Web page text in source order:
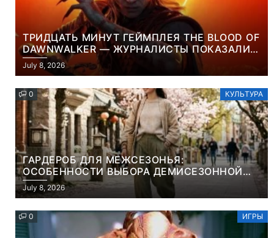
ТРИДЦАТЬ МИНУТ ГЕЙМПЛЕЯ THE BLOOD OF
DAWNWALKER — ЖУРНАЛИСТЫ ПОКАЗАЛИ
НАЧАЛО НОВОЙ ИГРЫ ОТ ВЕТЕРАНОВ CD
PROJEKT RED
July 8, 2026
0 КУЛЬТУРА
ГАРДЕРОБ ДЛЯ МЕЖСЕЗОНЬЯ:
ОСОБЕННОСТИ ВЫБОРА ДЕМИСЕЗОННОЙ
ПАРКИ И ЭЛЕГАНТНОГО ЖЕНСКОГО ПЛАЩА
July 8, 2026
0 ИГРЫ